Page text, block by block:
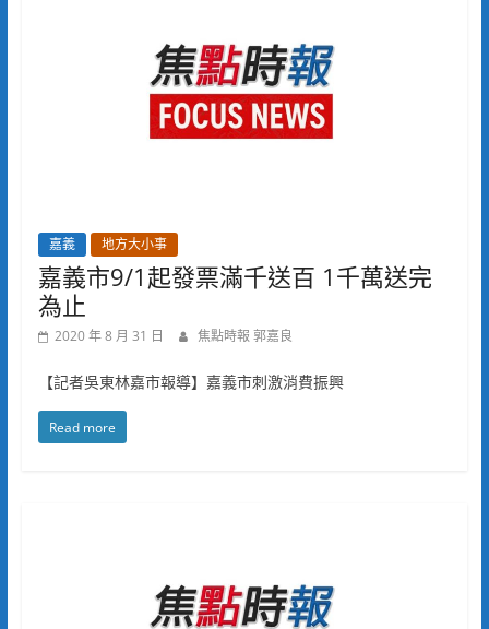
嘉義 地方大小事
嘉義市9/1起發票滿千送百 1千萬送完
為止
2020 年 8 月 31 日 焦點時報 郭嘉良
【記者吳東林嘉市報導】嘉義市刺激消費振興
Read more